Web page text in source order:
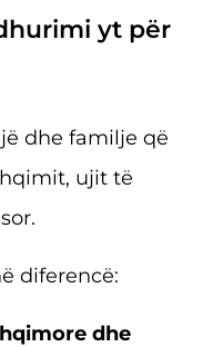
yt për
dhe familje që
ujit të
diferencë:
dhe